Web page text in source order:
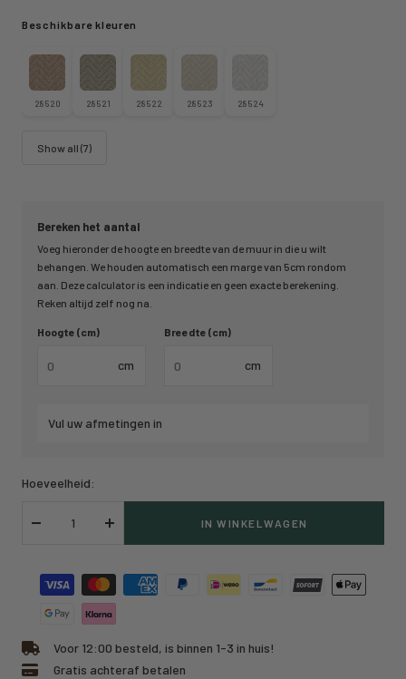
Bereken het aantal
Voeg hieronder de hoogte en breedte van de muur in die u wilt
behangen. We houden automatisch een marge van 5cm rondom
aan. Deze calculator is een indicatie en geen exacte berekening.
Reken altijd zelf nog na.
Hoogte (cm)
cm
Breedte (cm)
cm
Vul uw afmetingen in
Beschikbare kleuren
28520 28521 28522 28523 28524
Show all (7)
Hoeveelheid:
Verlaag
Verhoog
IN WINKELWAGEN
Voor 12:00 besteld, is binnen 1-3 in huis!
Gratis achteraf betalen